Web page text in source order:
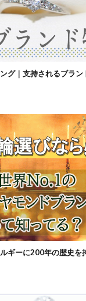
グ｜支持されるブラン
ギーに200年の歴史を